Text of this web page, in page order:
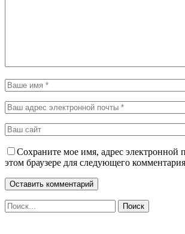
Сохраните мое имя, адрес электронной
этом браузере для следующего